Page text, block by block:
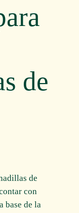
de
de
con
base de la